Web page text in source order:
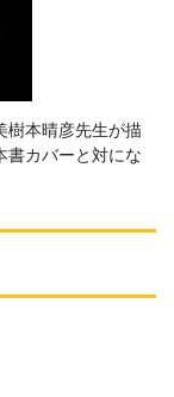
樹本晴彦先生が描
書カバーと対にな